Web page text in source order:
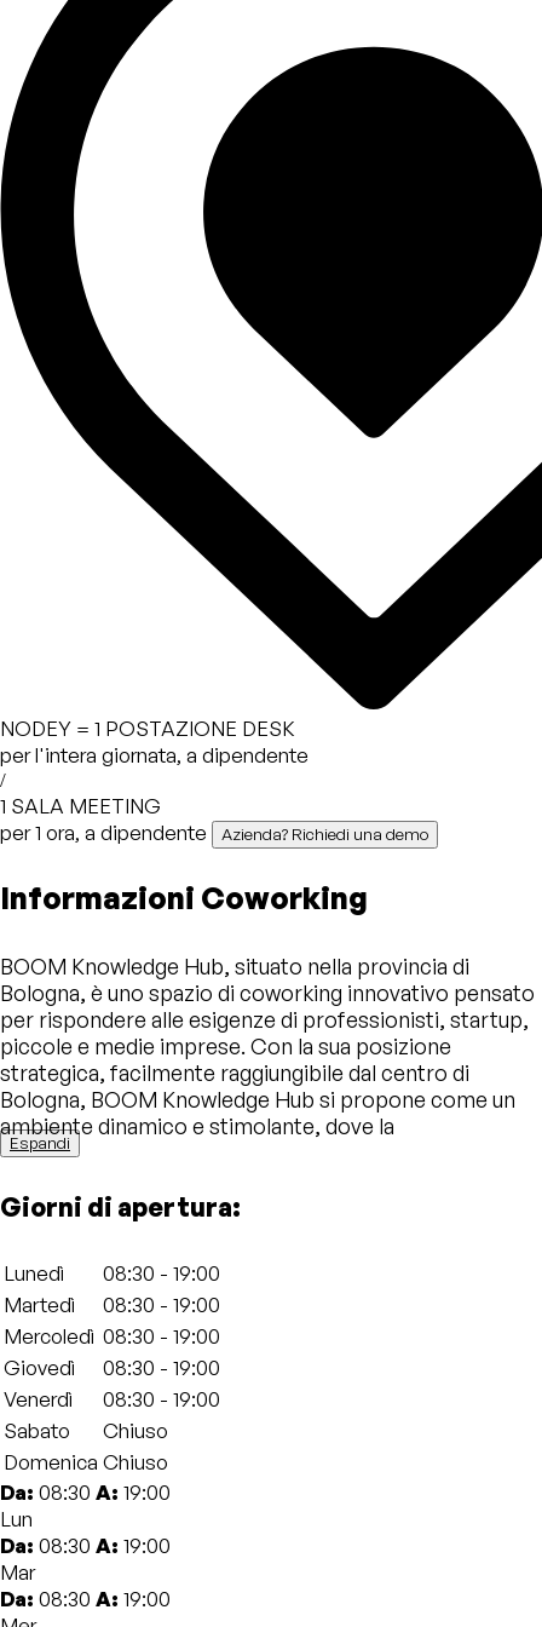
NODEY = 1 POSTAZIONE DESK
per l'intera giornata, a dipendente
/
1 SALA MEETING
per 1 ora, a dipendente
Azienda? Richiedi una demo
Informazioni Coworking
BOOM Knowledge Hub, situato nella provincia di
Bologna, è uno spazio di coworking innovativo pensato
per rispondere alle esigenze di professionisti, startup,
piccole e medie imprese. Con la sua posizione
strategica, facilmente raggiungibile dal centro di
Bologna, BOOM Knowledge Hub si propone come un
ambiente dinamico e stimolante, dove la
collaborazione e la creatività sono al centro di ogni
disponibili ci sono postazioni di lavoro condivise, uffici
privati e sale riunioni completamente attrezzate con
tecnologie all’avanguardia, come connessione Wi-Fi ad
alta velocità, sistemi di videoconferenza e schermi
interattivi. Ogni spazio è progettato per favorire la
produttività e la comunicazione tra i membri, offrendo
anche aree comuni che stimolano il networking e lo
scambio di idee tra professionisti provenienti da
settori diversi.
Uno degli aspetti distintivi di BOOM Knowledge Hub è
l’enfasi sull’innovazione e la formazione continua. Lo
spazio ospita regolarmente eventi, workshop, e corsi
Espandi
Giorni di apertura:
Lunedì
08:30 - 19:00
Martedì
08:30 - 19:00
Mercoledì 08:30 - 19:00
Giovedì
08:30 - 19:00
Venerdì
08:30 - 19:00
Sabato
Chiuso
Domenica Chiuso
Da: 08:30 A: 19:00
Lun
Da: 08:30 A: 19:00
Mar
Da: 08:30 A: 19:00